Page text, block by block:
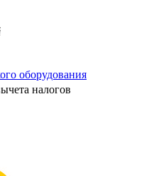
оборудования
налогов